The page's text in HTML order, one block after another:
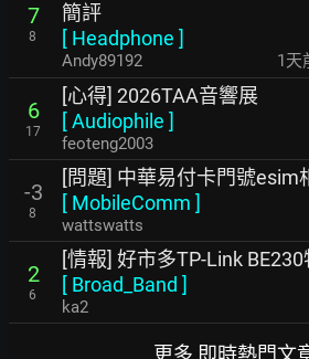
7
8
簡評
[ Headphone ]
Andy89192 1天
6
17
[心得] 2026TAA音響展
[Audiophile ]
feoteng2003
-3
8
[問題] 中華易付卡門號esim
[ MobileComm ]
wattswatts
2
6
[情報] 好市多TP-Link BE230
[ Broad_Band ]
ka2
更多 即時熱門文